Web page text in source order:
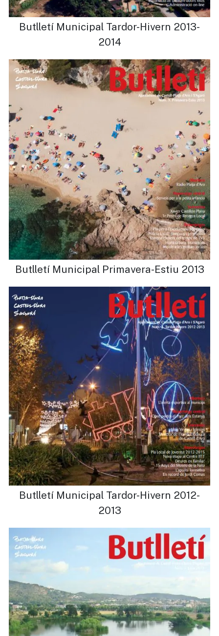
Butlletí Municipal Tardor-Hivern 2013-
2014
Butlletí Municipal Primavera-Estiu 2013
Butlletí Municipal Tardor-Hivern 2012-
2013